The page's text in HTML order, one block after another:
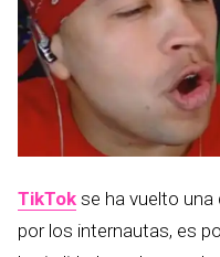
TikTok se ha vuelto
por los internautas, es